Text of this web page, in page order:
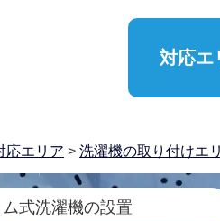
対応エ
応エリア > 洗濯機の取り付けエ
式洗濯機の設置